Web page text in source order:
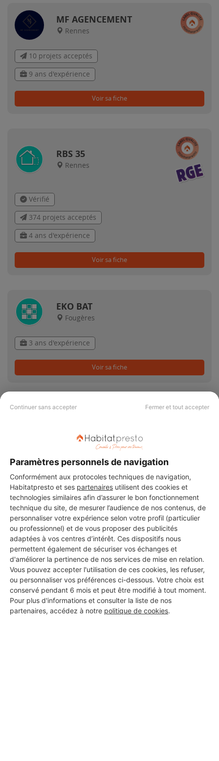
Continuer sans accepter Fermer et tout accepter
Paramètres personnels de navigation
Conformément aux protocoles techniques de navigation,
Habitatpresto et ses partenaires utilisent des cookies et
technologies similaires afin d’assurer le bon fonctionnement
technique du site, de mesurer l’audience de nos contenus, de
personnaliser votre expérience selon votre profil (particulier
ou professionnel) et de vous proposer des publicités
adaptées à vos centres d’intérêt. Ces dispositifs nous
permettent également de sécuriser vos échanges et
d'améliorer la pertinence de nos services de mise en relation.
Vous pouvez accepter l'utilisation de ces cookies, les refuser,
ou personnaliser vos préférences ci-dessous. Votre choix est
conservé pendant 6 mois et peut être modifié à tout moment.
Pour plus d'informations et consulter la liste de nos
partenaires, accédez à notre politique de cookies.
MF AGENCEMENT
Rennes
10 projets acceptés
9 ans d'expérience
Voir sa fiche
RBS 35
Rennes
Vérifié
374 projets acceptés
4 ans d'expérience
Voir sa fiche
EKO BAT
Fougères
3 ans d'expérience
Voir sa fiche
PAS LE TEMPS DE
CHERCHER ?
Vous souhaitez réaliser des travaux et ne savez quel professionnel
choisir ? Demandez des devis travauxauprès de notre réseau de 5 000
professionnels partout en France.
DEMANDER UN DEVIS